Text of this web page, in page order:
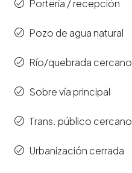
Portería / recepción
Pozo de agua natural
Río/quebrada cercano
Sobre vía principal
Trans. público cercano
Urbanización cerrada